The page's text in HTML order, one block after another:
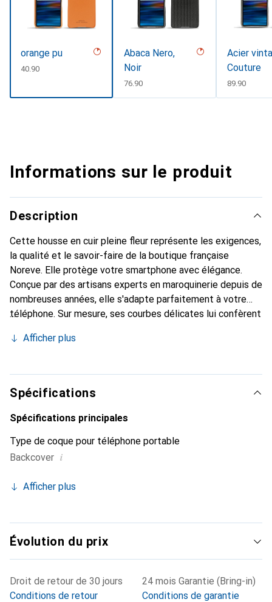
orange pu
CHF
40.90
Abaca Nero,
Noir
CHF
76.90
Acier
Couture
CHF
89.90
Informations sur le produit
Description
Cette housse en cuir pleine fleur représente les exigences,
la qualité et le savoir-faire de la boutique française
Noreve. Elle protège votre smartphone avec élégance.
Conçue par des artisans experts en maroquinerie depuis de
nombreuses années, elle s'adapte parfaitement à votre
téléphone. Sur mesure, ses courbes délicates lui confèrent
chic et essentiel de votre smartphone. Reconnaître
marque Noreve est un choix sûr pour une clientèle
exigeante.
Afficher plus
Spécifications
Spécifications principales
Type de coque pour téléphone portable
Backcover i
Afficher plus
Évolution du prix
Droit de retour de 30 jours
Conditions de retour
24 mois Garantie (Bring-in)
Conditions de garantie